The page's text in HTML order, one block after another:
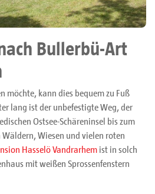
Bullerbü-Art
möchte, kann dies bequem zu Fuß
lang ist der unbefestigte Weg, der
Ostsee-Schäreninsel bis zum
Wiesen und vielen roten
Hasselö Vandrarhem ist in solch
mit weißen Sprossenfenstern